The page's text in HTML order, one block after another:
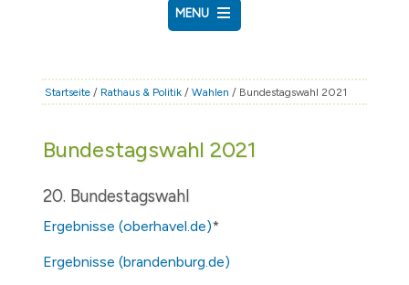
MENU
RATHAUS & POLITIK
FAMILIE & BILDUNG
BAUEN & WIRTSCHAFT
Startseite / Rathaus & Politik /Wahlen / Bundestagswahl 2021
Bundestagswahl 2021
20. Bundestagswahl
Ergebnisse (oberhavel.de)*
Ergebnisse (brandenburg.de)